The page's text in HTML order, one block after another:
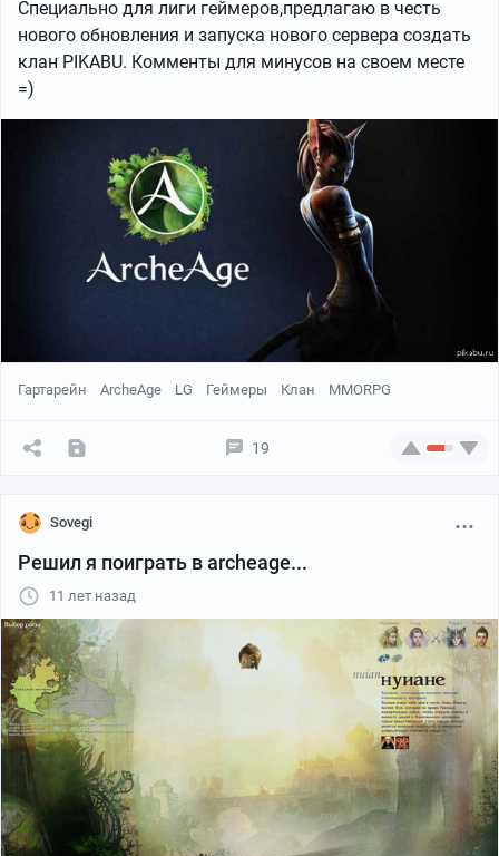
Специально для лиги геймеров,предлагаю в честь
нового обновления и запуска нового сервера создать
клан PIKABU. Комменты для минусов на своем месте
=)
Гартарейн ArcheAge LG Геймеры Клан MMORPG
19
Sovegi
Решил я поиграть в archeage...
11 лет назад